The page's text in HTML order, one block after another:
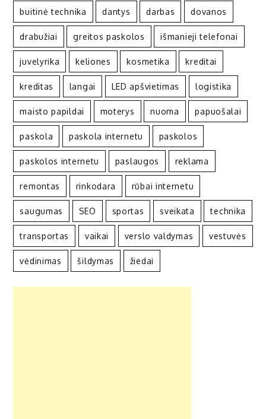
buitinė technika dantys darbas dovanos
drabužiai greitos paskolos išmanieji telefonai
juvelyrika keliones kosmetika kreditai
kreditas langai LED apšvietimas logistika
maisto papildai moterys nuoma papuošalai
paskola paskola internetu paskolos
paskolos internetu paslaugos reklama
remontas rinkodara rūbai internetu
saugumas SEO sportas sveikata technika
transportas vaikai verslo valdymas vestuvės
vėdinimas šildymas žiedai